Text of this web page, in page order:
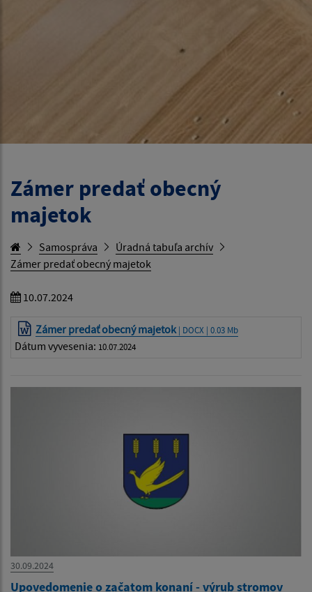
Zámer predať obecný
majetok
Samospráva
Úradná tabuľa archív
Zámer predať obecný majetok
10.07.2024
Zámer predať obecný majetok | DOCX | 0.03 Mb
Dátum vyvesenia: 10.07.2024
30.09.2024
Upovedomenie o začatom konaní - výrub stromov